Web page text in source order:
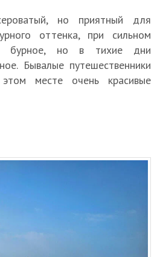
но приятный для
оттенка, при сильном
бурное, но в тихие дни
Бывалые путешественники
месте очень красивые